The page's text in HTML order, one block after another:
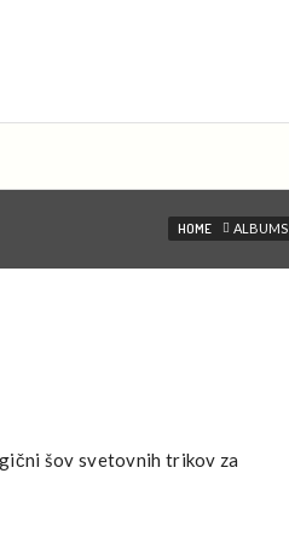
HOME ALBUMS
šov svetovnih trikov za